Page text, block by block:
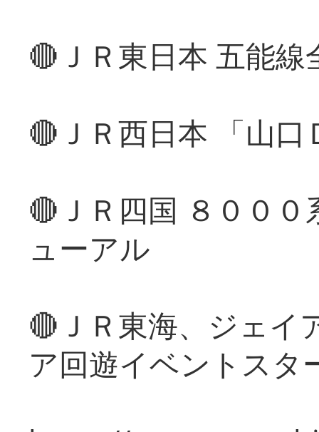
🔴ＪＲ東日本 五能
🔴ＪＲ西日本 「山
🔴ＪＲ四国 ８００
ューアル
🔴ＪＲ東海、ジェイ
ア回遊イベントスタ